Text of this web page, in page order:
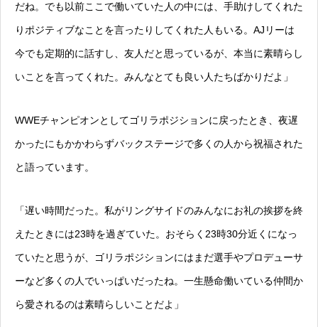
だね。でも以前ここで働いていた人の中には、手助けしてくれた
りポジティブなことを言ったりしてくれた人もいる。AJリーは
今でも定期的に話すし、友人だと思っているが、本当に素晴らし
いことを言ってくれた。みんなとても良い人たちばかりだよ」
WWEチャンピオンとしてゴリラポジションに戻ったとき、夜遅
かったにもかかわらずバックステージで多くの人から祝福された
と語っています。
「遅い時間だった。私がリングサイドのみんなにお礼の挨拶を終
えたときには23時を過ぎていた。おそらく23時30分近くになっ
ていたと思うが、ゴリラポジションにはまだ選手やプロデューサ
ーなど多くの人でいっぱいだったね。一生懸命働いている仲間か
ら愛されるのは素晴らしいことだよ」